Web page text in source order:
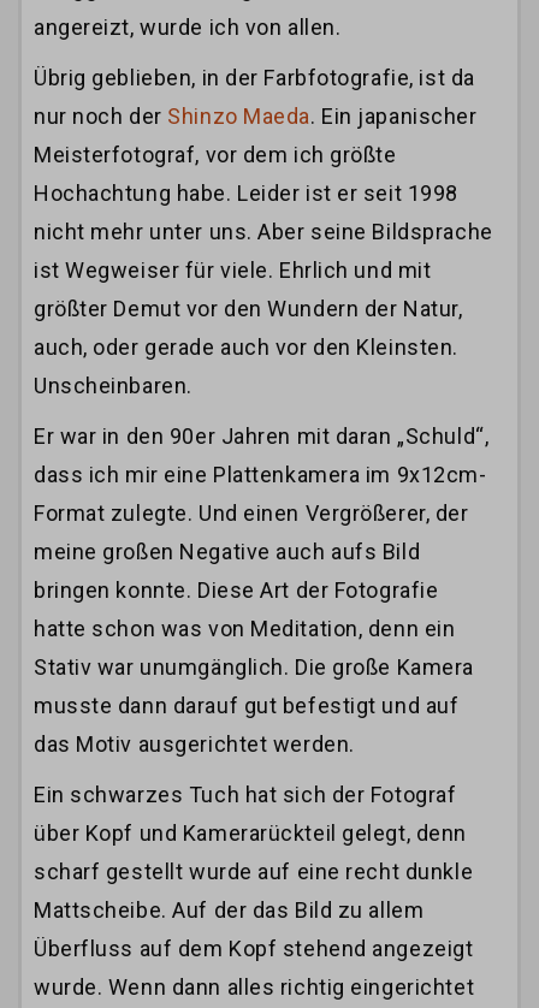
angereizt, wurde ich von allen.
Übrig geblieben, in der Farbfotografie, ist da
nur noch der Shinzo Maeda. Ein japanischer
Meisterfotograf, vor dem ich größte
Hochachtung habe. Leider ist er seit 1998
nicht mehr unter uns. Aber seine Bildsprache
ist Wegweiser für viele. Ehrlich und mit
größter Demut vor den Wundern der Natur,
auch, oder gerade auch vor den Kleinsten.
Unscheinbaren.
Er war in den 90er Jahren mit daran „Schuld“,
dass ich mir eine Plattenkamera im 9x12cm-
Format zulegte. Und einen Vergrößerer, der
meine großen Negative auch aufs Bild
bringen konnte. Diese Art der Fotografie
hatte schon was von Meditation, denn ein
Stativ war unumgänglich. Die große Kamera
musste dann darauf gut befestigt und auf
das Motiv ausgerichtet werden.
Ein schwarzes Tuch hat sich der Fotograf
über Kopf und Kamerarückteil gelegt, denn
scharf gestellt wurde auf eine recht dunkle
Mattscheibe. Auf der das Bild zu allem
Überfluss auf dem Kopf stehend angezeigt
wurde. Wenn dann alles richtig eingerichtet